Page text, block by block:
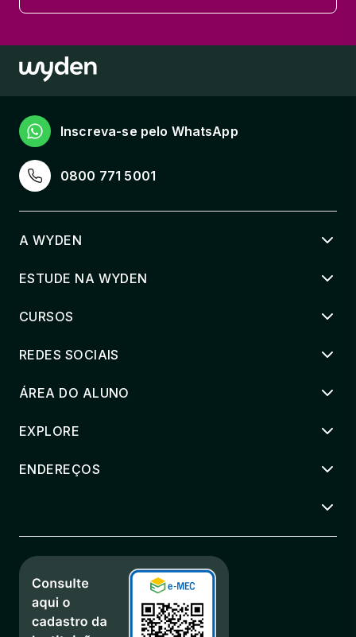
0800 771 5001
Inscreva-se pelo WhatsApp
A WYDEN
ESTUDE NA WYDEN
CURSOS
REDES SOCIAIS
ÁREA DO ALUNO
EXPLORE
ENDEREÇOS